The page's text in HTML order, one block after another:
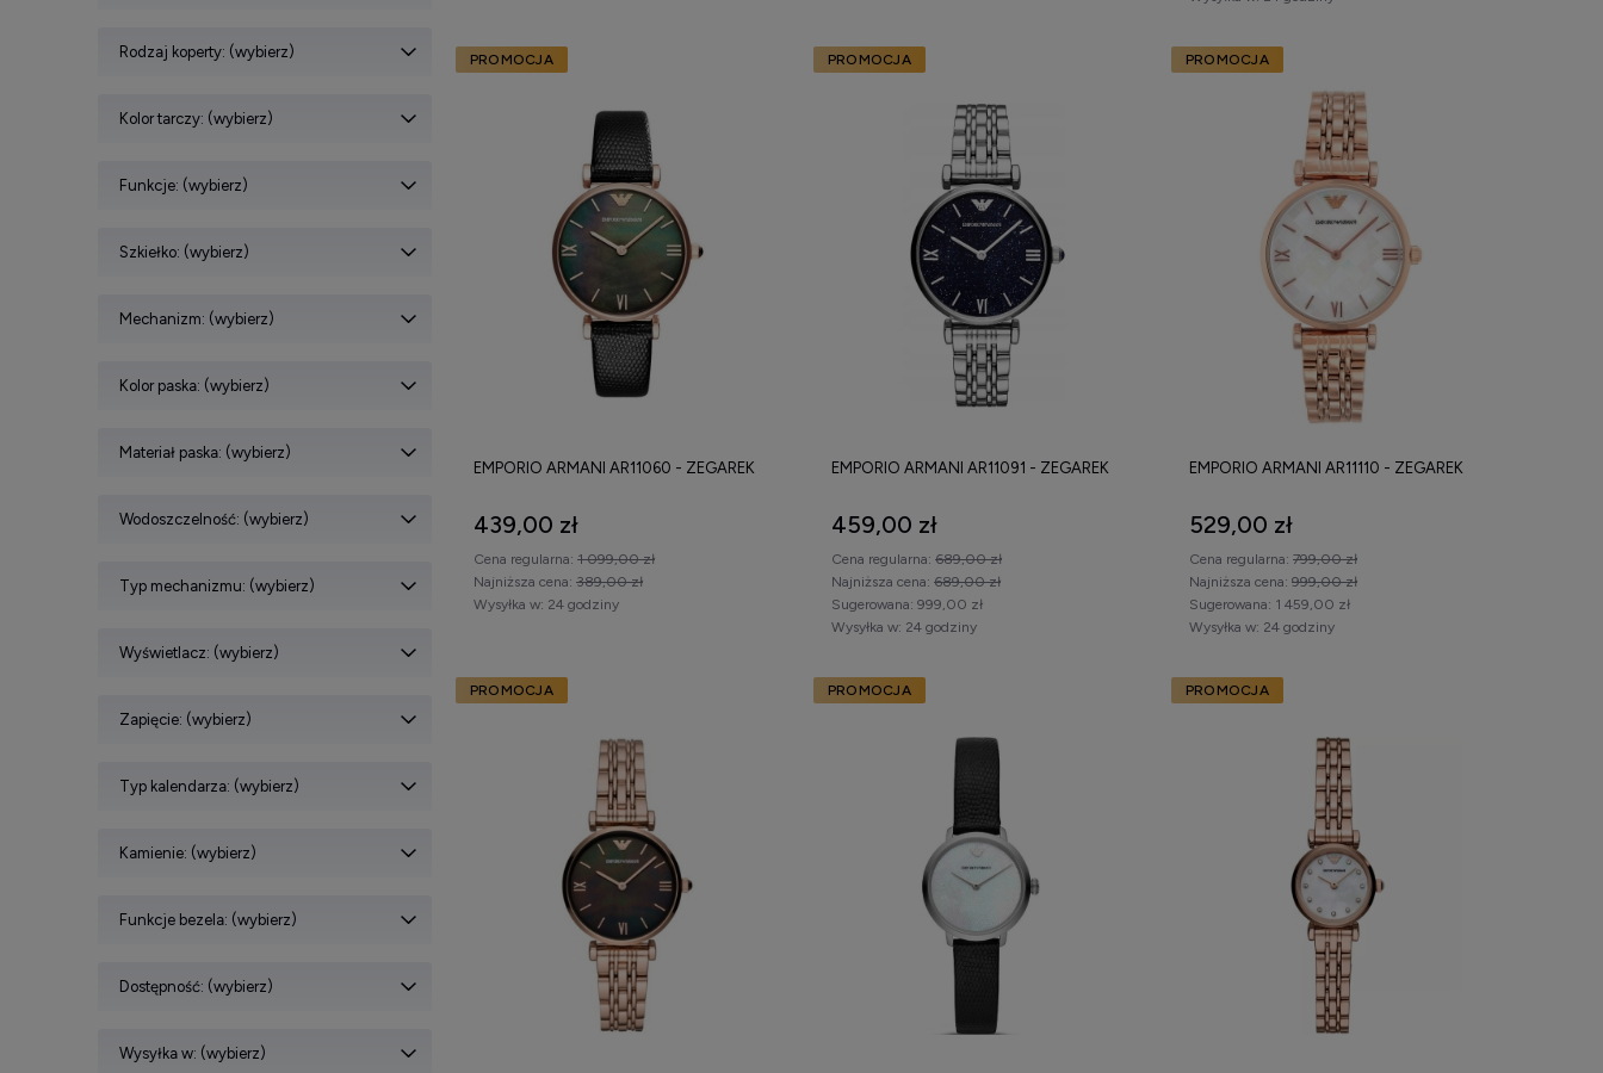
Rodzaj koperty: (wybierz)
Kolor tarczy: (wybierz)
Funkcje: (wybierz)
Szkiełko: (wybierz)
Mechanizm: (wybierz)
Kolor paska: (wybierz)
Materiał paska: (wybierz)
Wodoszczelność: (wybierz)
Typ mechanizmu: (wybierz)
Wyświetlacz: (wybierz)
Zapięcie: (wybierz)
Typ kalendarza: (wybierz)
Kamienie: (wybierz)
Funkcje bezela: (wybierz)
Dostępność: (wybierz)
Wysyłka w: (wybierz)
EMPORIO ARMANI AR11060 - ZEGAREK
439,00 zł
Cena regularna: 1 099,00 zł
Najniższa cena: 389,00 zł
Wysyłka w: 24 godziny
PROMOCJA
EMPORIO ARMANI AR11091 - ZEGAREK
459,00 zł
Cena regularna: 689,00 zł
Najniższa cena: 689,00 zł
Wysyłka w: 24 godziny
Sugerowana: 999,00 zł
PROMOCJA
EMPORIO ARMANI AR11110 - ZEGAREK
529,00 zł
Cena regularna: 799,00 zł
Najniższa cena: 999,00 zł
Wysyłka w: 24 godziny
Sugerowana: 1 459,00 zł
PROMOCJA
PROMOCJA PROMOCJA PROMOCJA